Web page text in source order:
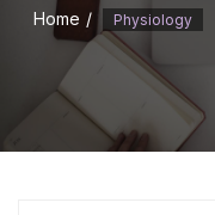
Home Physiology